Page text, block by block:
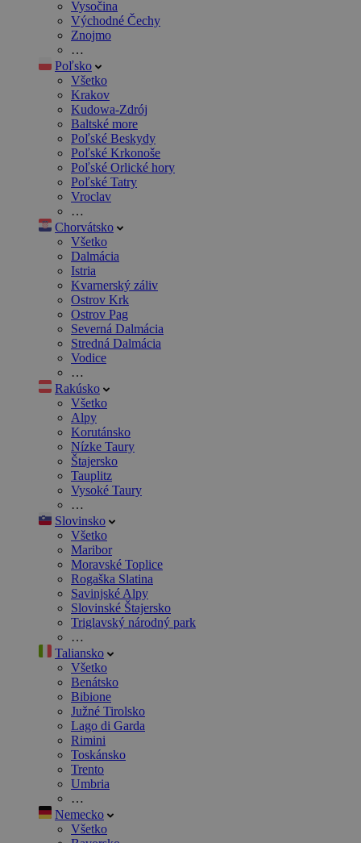
Vysočina
Východné Čechy
Znojmo
…
Poľsko
Všetko
Krakov
Kudowa-Zdrój
Baltské more
Poľské Beskydy
Poľské Krkonoše
Poľské Orlické hory
Poľské Tatry
Vroclav
…
Chorvátsko
Všetko
Dalmácia
Istria
Kvarnerský záliv
Ostrov Krk
Ostrov Pag
Severná Dalmácia
Stredná Dalmácia
Vodice
…
Rakúsko
Všetko
Alpy
Korutánsko
Nízke Taury
Štajersko
Tauplitz
Vysoké Taury
…
Slovinsko
Všetko
Maribor
Moravské Toplice
Rogaška Slatina
Savinjské Alpy
Slovinské Štajersko
Triglavský národný park
…
Taliansko
Všetko
Benátsko
Bibione
Južné Tirolsko
Lago di Garda
Rimini
Toskánsko
Trento
Umbria
…
Nemecko
Všetko